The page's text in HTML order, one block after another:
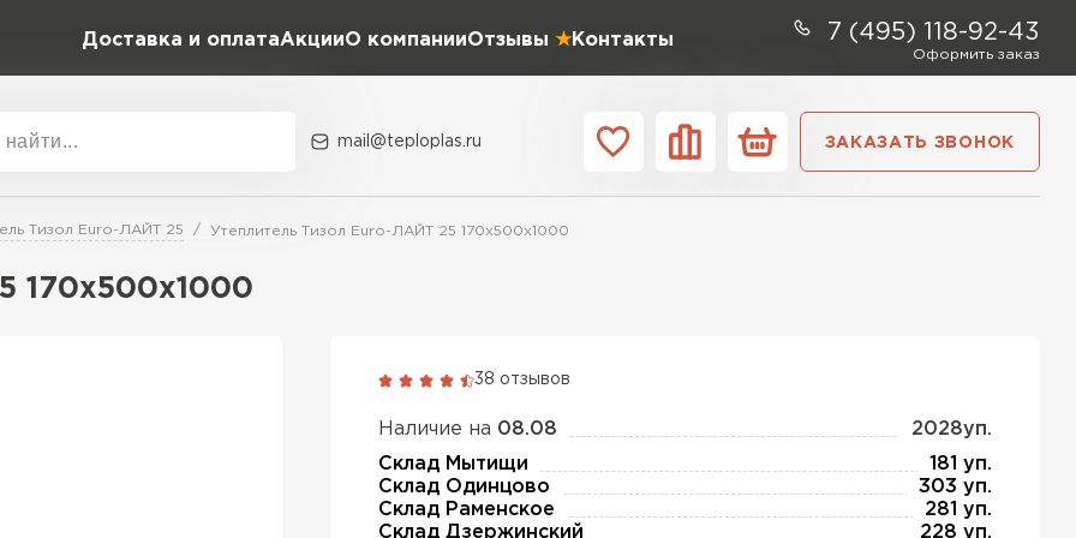
Доставка и оплатаАкцииО компанииОтзывы Контакты 7 (495) 118-92-43
Оформить заказ
mail@teploplas.ru ЗАКАЗАТЬ ЗВОНОК
Тизол Euro-ЛАЙТ 25 Утеплитель Тизол Euro-ЛАЙТ 25 170х500х1000
170х500х1000
38 отзывов
Наличие на 08.08
2028уп.
Склад Мытищи
181 уп.
Склад Одинцово
303 уп.
Склад Раменское
281 уп.
Склад Дзержинский
228 уп.
Контакты
ПЕРЕЙТИ
Утеплитель Дирок
ПЕРЕЙТИ